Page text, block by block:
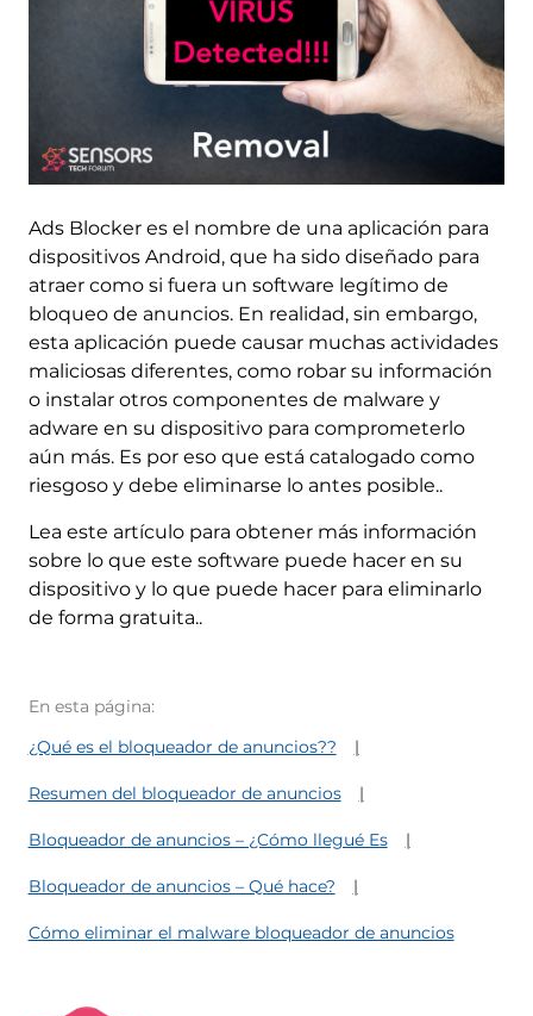
Ads Blocker es el nombre de una aplicación para
dispositivos Android, que ha sido diseñado para
atraer como si fuera un software legítimo de
bloqueo de anuncios. En realidad, sin embargo,
esta aplicación puede causar muchas actividades
maliciosas diferentes, como robar su información
o instalar otros componentes de malware y
adware en su dispositivo para comprometerlo
aún más. Es por eso que está catalogado como
riesgoso y debe eliminarse lo antes posible..
Lea este artículo para obtener más información
sobre lo que este software puede hacer en su
dispositivo y lo que puede hacer para eliminarlo
de forma gratuita..
En esta página:
¿Qué es el bloqueador de anuncios??
Resumen del bloqueador de anuncios
Bloqueador de anuncios – ¿Cómo llegué Es
Bloqueador de anuncios – Qué hace?
Cómo eliminar el malware bloqueador de anuncios